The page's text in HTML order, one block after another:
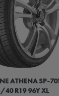
ATHENA SP-
40 R19 96Y XL